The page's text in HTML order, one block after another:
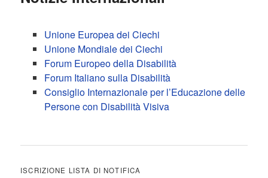
Unione Europea dei Ciechi
Unione Mondiale dei Ciechi
Forum Europeo della Disabilità
Forum Italiano sulla Disabilità
Consiglio Internazionale per l’Educazione delle
Persone con Disabilità Visiva
ISCRIZIONE LISTA DI NOTIFICA